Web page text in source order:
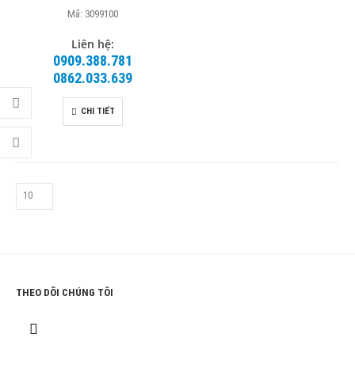
Mã: 3099100
Liên hệ:
0909.388.781
0862.033.639
CHI TIẾT
THEO DÕI CHÚNG TÔI